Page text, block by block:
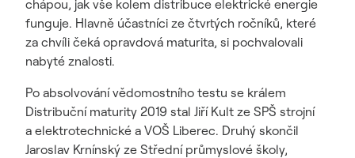
chápou, jak vše kolem distribuce elektrické energie
funguje. Hlavně účastníci ze čtvrtých ročníků, které
za chvíli čeká opravdová maturita, si pochvalovali
nabyté znalosti.
Po absolvování vědomostního testu se králem
Distribuční maturity 2019 stal Jiří Kult ze SPŠ strojní
a elektrotechnické a VOŠ Liberec. Druhý skončil
Jaroslav Krnínský ze Střední průmyslové školy,